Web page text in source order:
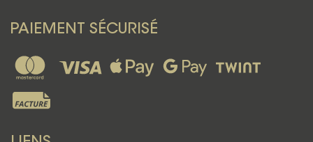
PAIEMENT SÉCURISÉ